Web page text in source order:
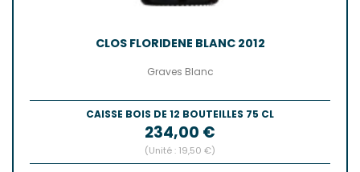
CLOS FLORIDENE BLANC 2012
Graves Blanc
CAISSE BOIS DE 12 BOUTEILLES 75 CL
Prix
234,00 €
(Unité : 19,50 €)